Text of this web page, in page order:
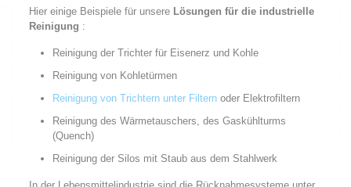
Hier einige Beispiele für unsere Lösungen für die industrielle
Reinigung :
Reinigung der Trichter für Eisenerz und Kohle
Reinigung von Kohletürmen
Reinigung von Trichtern unter Filternoder Elektrofiltern
Reinigung des Wärmetauschers, des Gaskühlturms
(Quench)
Reinigung der Silos mit Staub aus dem Stahlwerk